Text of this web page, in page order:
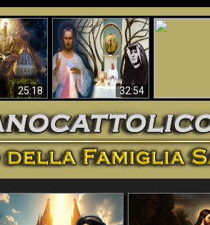
25:18
previsto
Papa?
32:54
Faustina e la Divina
Misericordia – un
inganno